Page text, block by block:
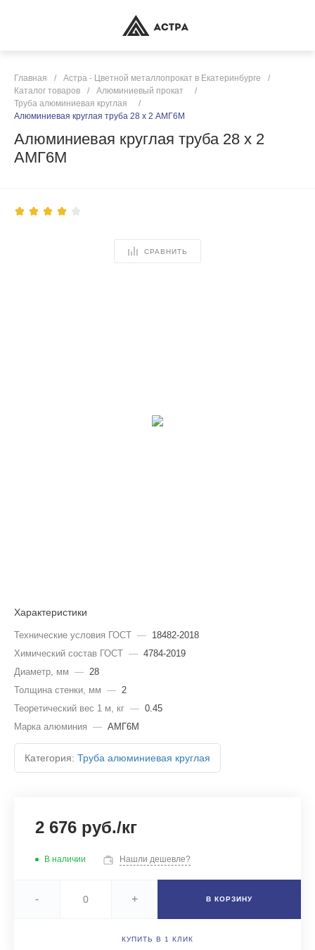
Главная / Астра - Цветной металлопрокат в Екатеринбурге
/
Каталог товаров
/ Алюминиевый прокат
/
Труба алюминиевая круглая
/
Алюминиевая круглая труба 28 х 2 АМГ6М
Алюминиевая круглая труба 28 х 2
АМГ6М
СРАВНИТЬ
Характеристики
Технические условия ГОСТ — 18482-2018
Химический состав ГОСТ — 4784-2019
Диаметр, мм — 28
Толщина стенки, мм — 2
Теоретический вес 1 м, кг — 0.45
Марка алюминия — АМГ6М
Категория: Труба алюминиевая круглая
2 676 руб./кг
В наличии Нашли дешевле?
- + В КОРЗИНУ
КУПИТЬ В 1 КЛИК